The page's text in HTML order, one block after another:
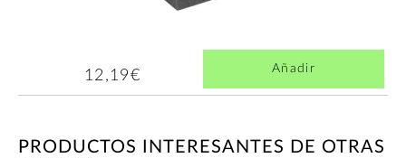
12,19€ Añadir
PRODUCTOS INTERESANTES DE OTRAS